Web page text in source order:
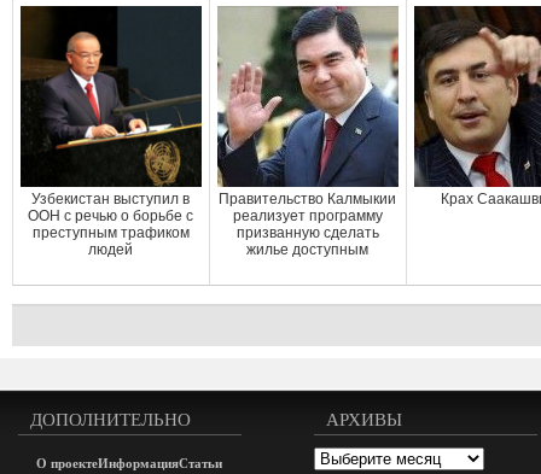
Узбекистан выступил в
ООН с речью о борьбе с
преступным трафиком
людей
Правительство Калмыкии
реализует программу
призванную сделать
жилье доступным
Крах
ДОПОЛНИТЕЛЬНО
О проектеИнформацияСтатьи
АРХИВЫ
Архивы